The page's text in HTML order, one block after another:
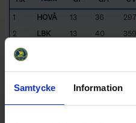
Samtycke Information
1
HOVÅ 13 36 297
2
LBK 13 40 359
3